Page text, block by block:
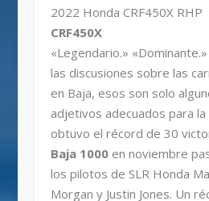
2022 Honda CRF450X RHP
CRF450X
«Legendario.»
las discusiones sobre las
en Baja, esos son solo
adjetivos adecuados para la
obtuvo el récord de 30
Baja 1000 en noviembre
los pilotos de SLR Honda
Morgan y Justin Jones. Un